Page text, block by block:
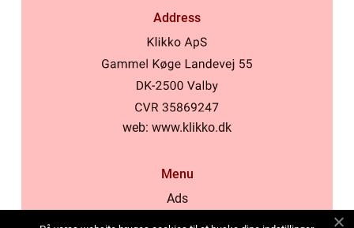
Address
web: www.klikko.dk
Menu
Ads